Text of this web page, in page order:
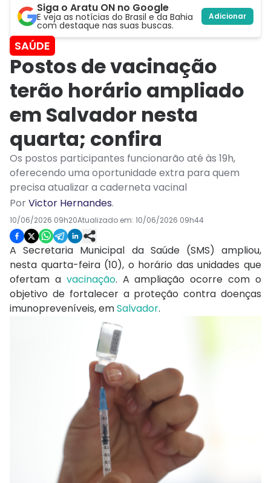
Siga o Aratu ON no Google
E veja as notícias do Brasil e da Bahia
com destaque nas suas buscas.
Adicionar
SAÚDE
Postos de vacinação
terão horário ampliado
em Salvador nesta
quarta; confira
Os postos participantes funcionarão até às 19h,
oferecendo uma oportunidade extra para quem
precisa atualizar a caderneta vacinal
PorVictor Hernandes.
10/06/2026 09h20Atualizado em: 10/06/2026 09h44
A Secretaria Municipal da Saúde (SMS) ampliou,
nesta quarta-feira (10), o horário das unidades que
ofertam a vacinação. A ampliação ocorre com o
objetivo de fortalecer a proteção contra doenças
imunopreveníveis, emSalvador.